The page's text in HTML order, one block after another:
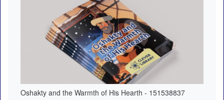
Oshakty and the Warmth of His Hearth - 151538837